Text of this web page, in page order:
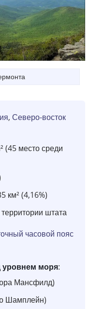
, Северо-восток
(45 место среди
км² (4,16%)
штата
часовой пояс
уровнем моря:
Мансфилд)
Шамплейн)